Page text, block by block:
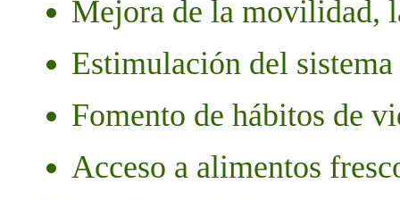
Mejora de la movilidad,
Estimulación del
Fomento de hábitos de
Acceso a alimentos